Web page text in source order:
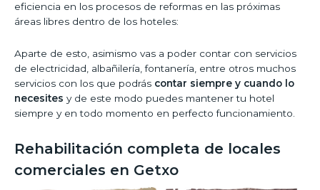
eficiencia en los procesos de reformas en las próximas
áreas libres dentro de los hoteles:
Aparte de esto, asimismo vas a poder contar con servicios
de electricidad, albañilería, fontanería, entre otros muchos
servicios con los que podrás contar siempre y cuando lo
necesites y de este modo puedes mantener tu hotel
siempre y en todo momento en perfecto funcionamiento.
Rehabilitación completa de locales
comerciales en Getxo